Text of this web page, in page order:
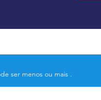
ser menos ou mais .